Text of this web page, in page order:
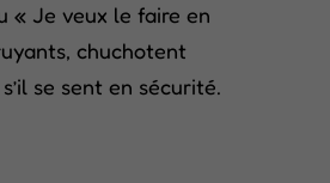
« Je veux le faire en
chuchotent
se sent en sécurité.